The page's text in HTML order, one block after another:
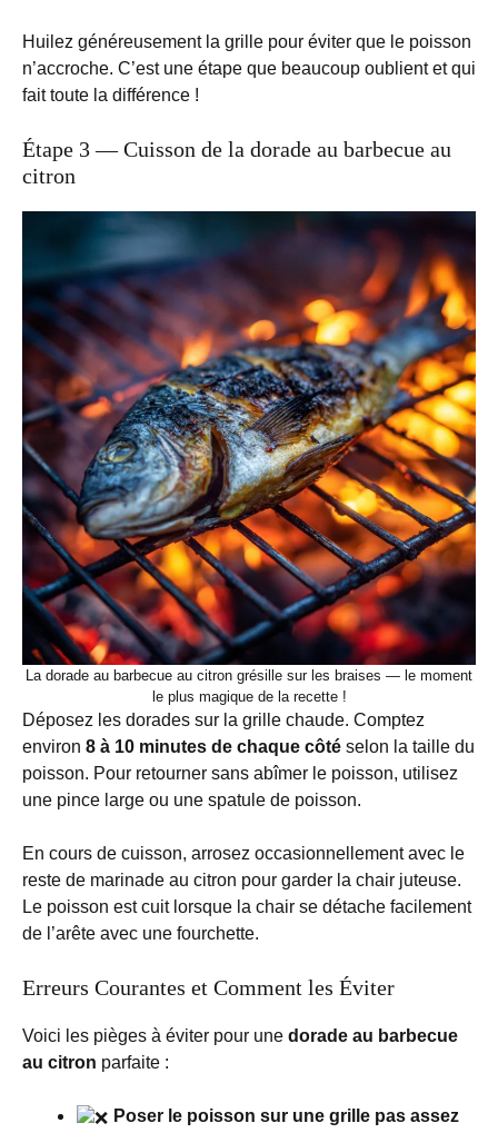
Huilez généreusement la grille pour éviter que le poisson
n’accroche. C’est une étape que beaucoup oublient et qui
fait toute la différence !
Étape 3 — Cuisson de la dorade au barbecue au
citron
La dorade au barbecue au citron grésille sur les braises — le moment
le plus magique de la recette !
Déposez les dorades sur la grille chaude. Comptez
environ 8 à 10 minutes de chaque côté selon la taille du
poisson. Pour retourner sans abîmer le poisson, utilisez
une pince large ou une spatule de poisson.
En cours de cuisson, arrosez occasionnellement avec le
reste de marinade au citron pour garder la chair juteuse.
Le poisson est cuit lorsque la chair se détache facilement
de l’arête avec une fourchette.
Erreurs Courantes et Comment les Éviter
Voici les pièges à éviter pour une dorade au barbecue
au citron parfaite :
Poser le poisson sur une grille pas assez